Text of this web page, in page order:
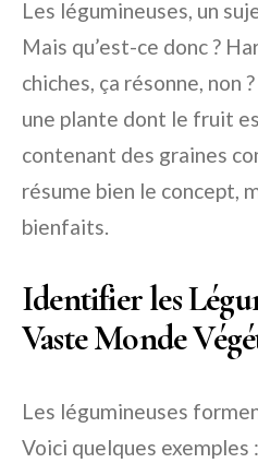
Les légumineuses, un
Mais qu’est-ce donc ?
chiches, ça résonne, non
une plante dont le fruit
contenant des graines
résume bien le concept,
bienfaits.
Identifier les
Vaste Monde
Les légumineuses
Voici quelques exemples :